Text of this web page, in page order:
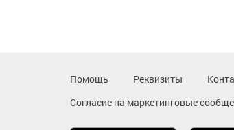
Помощь Реквизиты
Согласие на маркетинговые